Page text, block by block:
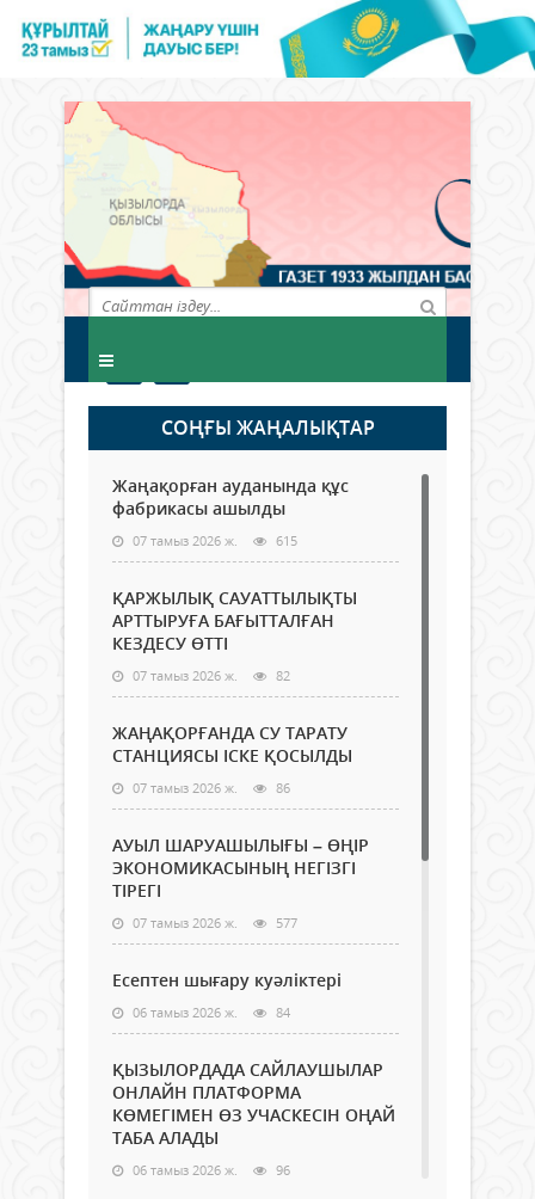
СОҢҒЫ ЖАҢАЛЫҚТАР
Жаңақорған ауданында құс
фабрикасы ашылды
07 тамыз 2026 ж. 615
ҚАРЖЫЛЫҚ САУАТТЫЛЫҚТЫ
АРТТЫРУҒА БАҒЫТТАЛҒАН
КЕЗДЕСУ ӨТТІ
07 тамыз 2026 ж. 82
ЖАҢАҚОРҒАНДА СУ ТАРАТУ
СТАНЦИЯСЫ ІСКЕ ҚОСЫЛДЫ
07 тамыз 2026 ж. 86
АУЫЛ ШАРУАШЫЛЫҒЫ – ӨҢІР
ЭКОНОМИКАСЫНЫҢ НЕГІЗГІ
ТІРЕГІ
07 тамыз 2026 ж. 577
Есептен шығару куәліктері
06 тамыз 2026 ж. 84
ҚЫЗЫЛОРДАДА САЙЛАУШЫЛАР
ОНЛАЙН ПЛАТФОРМА
КӨМЕГІМЕН ӨЗ УЧАСКЕСІН ОҢАЙ
ТАБА АЛАДЫ
06 тамыз 2026 ж. 96